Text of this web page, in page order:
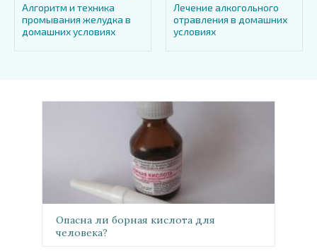
Алгоритм и техника
промывания желудка в
домашних условиях
Лечение алкогольного
отравления в домашних
условиях
Опасна ли борная кислота для
человека?